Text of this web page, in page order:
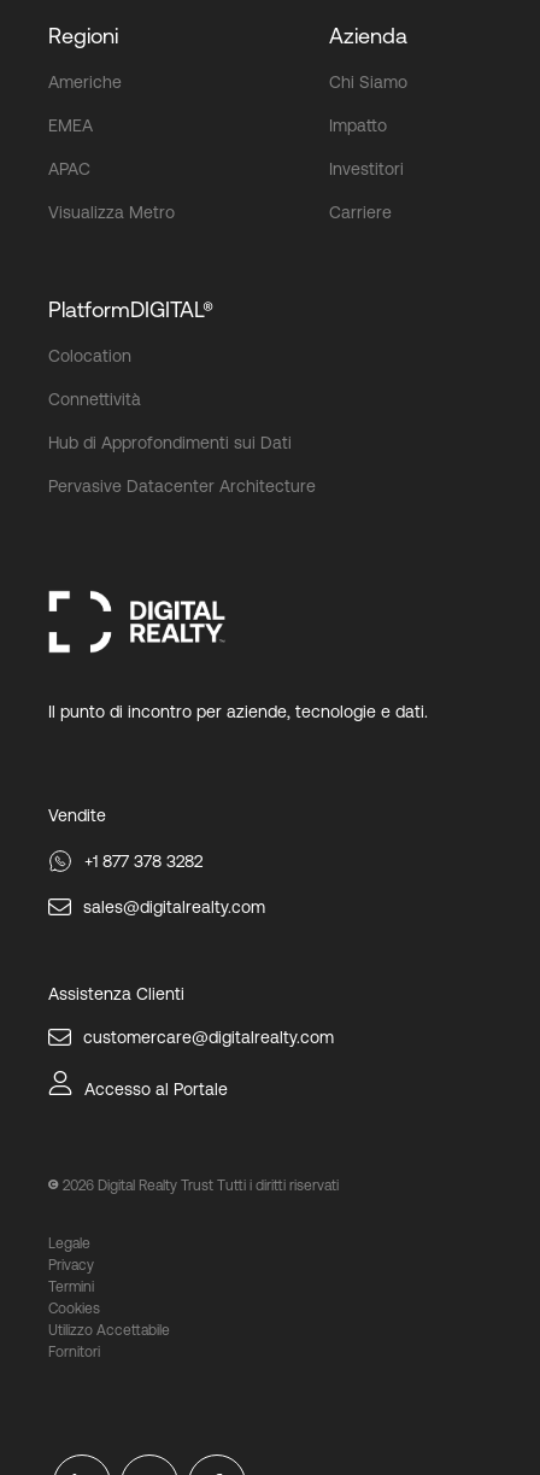
Regioni
Americhe
EMEA
APAC
Visualizza Metro
Azienda
Chi Siamo
Impatto
Investitori
Carriere
PlatformDIGITAL®
Colocation
Connettività
Hub di Approfondimenti sui Dati
Pervasive Datacenter Architecture
Il punto di incontro per aziende, tecnologie e dati.
Vendite
+1 877 378 3282
sales@digitalrealty.com
Assistenza Clienti
customercare@digitalrealty.com
Accesso al Portale
2026 Digital Realty Trust Tutti i diritti riservati
Legale
Privacy
Termini
Cookies
Utilizzo Accettabile
Fornitori